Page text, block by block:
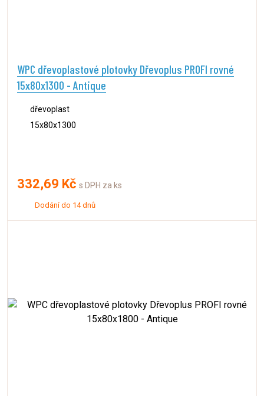
WPC dřevoplastové plotovky Dřevoplus PROFI rovné
15x80x1300 - Antique
dřevoplast
15x80x1300
332,69 Kč s DPH za ks
Dodání do 14 dnů